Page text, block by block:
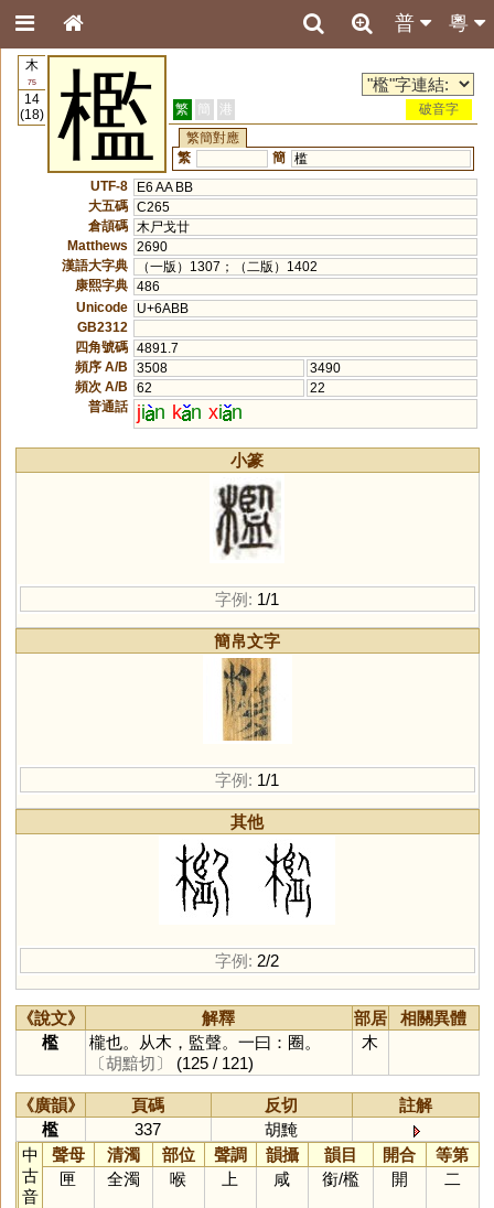
粵
普
木
75
14
(18)
檻 繁 簡 港
破音字
繁簡對應
繁
簡 槛
UTF-8
E6 AA BB
大五碼 C265
倉頡碼
木尸戈廿
Matthews
2690
漢語大字典
（一版）1307；（二版）1402
康熙字典 486
Unicode
U+6ABB
GB2312
四角號碼 4891.7
頻序 A/B
3508
3490
頻次 A/B
62
22
普通話
ji n k n xi n
小篆
字例: 1/1
簡帛文字
字例: 1/1
其他
字例: 2/2
《說文》 解釋 部居
相關異體
檻
櫳也。从木，監聲。一曰：圈。
〔胡黯切〕
(125 / 121)
木
《廣韻》 頁碼 反切
註解
檻
337
胡黤
中
古
音
聲母 清濁 部位 聲調 韻攝 韻目 開合
等第
匣
全濁 喉 上 咸 銜/檻 開 二